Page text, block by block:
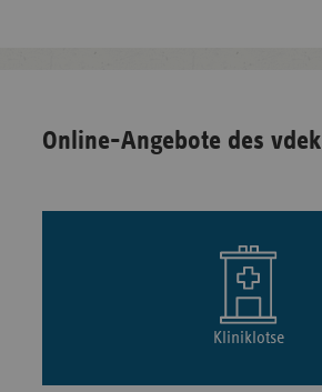
Online-Angebote des vdek
Kliniklotse